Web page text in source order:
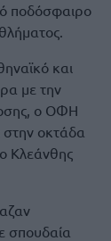
ποδόσφαιρο
και
με την
ο ΟΦΗ
στην οκτάδα
Κλεάνθης
σπουδαία